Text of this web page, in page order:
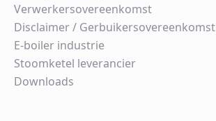
Verwerkersovereenkomst
Disclaimer / Gerbuikersovereenkomst
E-boiler industrie
Stoomketel leverancier
Downloads